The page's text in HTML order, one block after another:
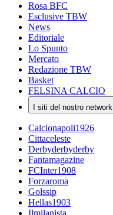
Rosa BFC
Esclusive TBW
News
Editoriale
Lo Spunto
Mercato
Redazione TBW
Basket
FELSINA CALCIO
I siti del nostro network
Calcionapoli1926
Cittaceleste
Derbyderbyderby
Fantamagazine
FCInter1908
Forzaroma
Golssip
Hellas1903
Ilmilanista